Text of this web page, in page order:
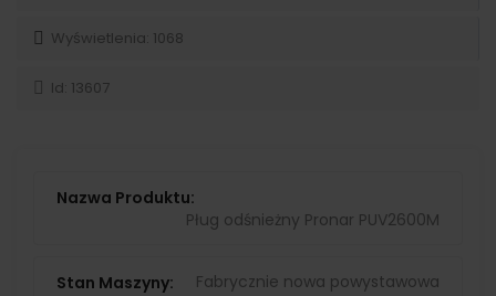
Wyświetlenia: 1068
Id: 13607
Nazwa Produktu:
Pług odśnieżny Pronar PUV2600M
Stan Maszyny: Fabrycznie nowa powystawowa